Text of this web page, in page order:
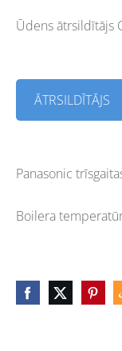
Ūdens ātrsildītājs
ĀTRSILDĪTĀJS
Panasonic
Boilera